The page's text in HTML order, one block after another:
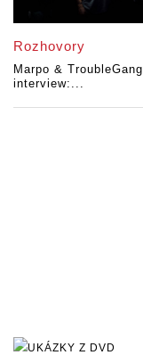
Rozhovory
Marpo & TroubleGang
interview:...